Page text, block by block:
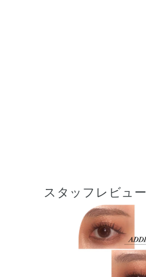
スタッフレビュー